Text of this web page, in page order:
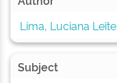
Lima, Luciana Leite
Subject